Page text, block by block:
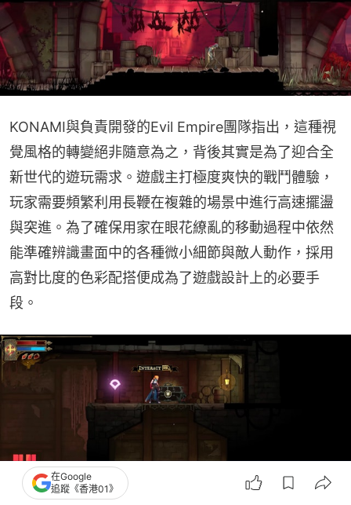
KONAMI與負責開發的Evil Empire團隊指出，這種視
覺風格的轉變絕非隨意為之，背後其實是為了迎合全
新世代的遊玩需求。遊戲主打極度爽快的戰鬥體驗，
玩家需要頻繁利用長鞭在複雜的場景中進行高速擺盪
與突進。為了確保用家在眼花繚亂的移動過程中依然
能準確辨識畫面中的各種微小細節與敵人動作，採用
高對比度的色彩配搭便成為了遊戲設計上的必要手
段。
在Google
追蹤《香港01》